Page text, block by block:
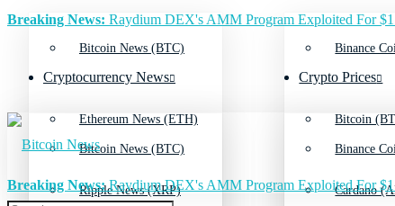
Bitcoin News (BTC)
Ethereum News (ETH)
Ripple News (XRP)
Binance
Bitcoin
Cardano
Breaking News: Raydium DEX's AMM Program Exploited For
Cryptocurrency News
Bitcoin News (BTC)
Crypto Prices
Binance
Breaking News:Raydium DEX's AMM Program Exploited For